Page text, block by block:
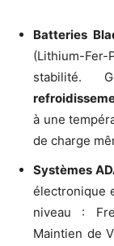
Batteries
(Lithium-
stabilité.
à une
de charge
Systèmes
électronique
niveau :
Maintien de